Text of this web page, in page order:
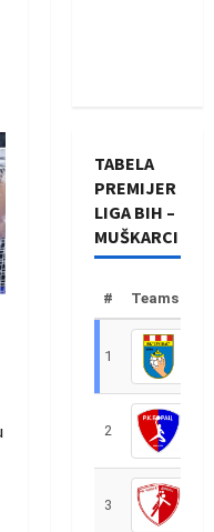
TABELA
PREMIJER
LIGA BIH –
MUŠKARCI
# Teams
1
2
3